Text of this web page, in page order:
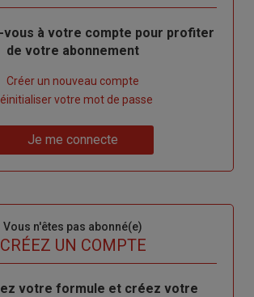
vous à votre compte pour profiter
de votre abonnement
Créer un nouveau compte
votre mot de passe
Je me connecte
Vous n'êtes pas abonné(e)
CRÉEZ UN COMPTE
votre formule et créez votre